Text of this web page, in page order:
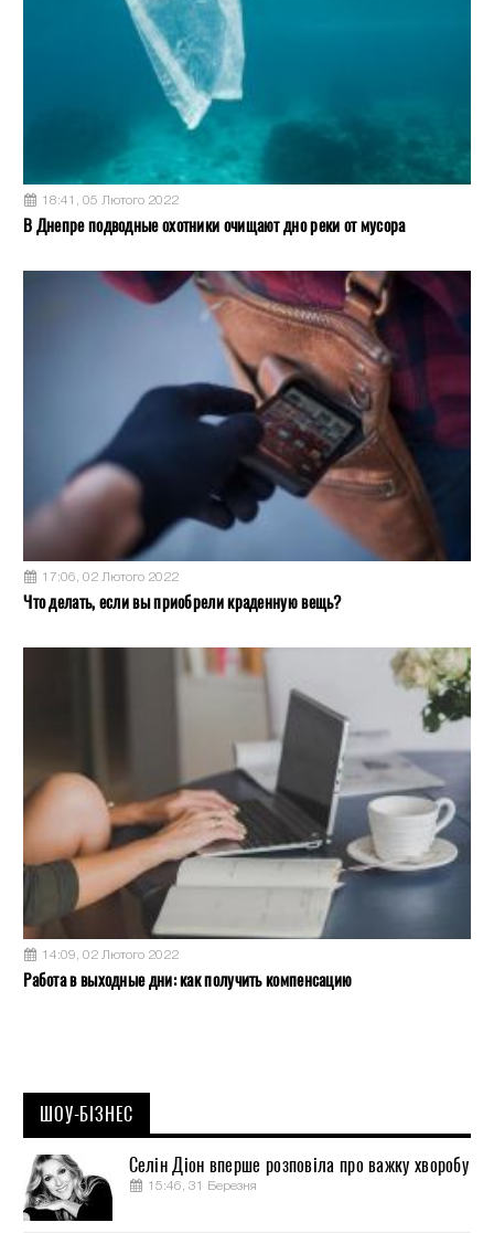
18:41, 05 Лютого 2022
В Днепре подводные охотники очищают дно реки от мусора
17:06, 02 Лютого 2022
Что делать, если вы приобрели краденную вещь?
14:09, 02 Лютого 2022
Работа в выходные дни: как получить компенсацию
ШОУ-БІЗНЕС
Селін Діон вперше розповіла про важку хворобу
15:46, 31 Березня